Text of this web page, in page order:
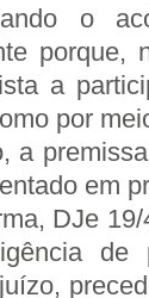
o
porque,
a
por
a
em
DJe
de